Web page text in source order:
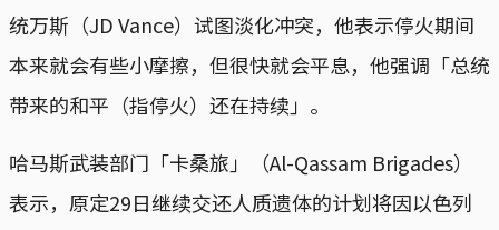
统万斯（JD Vance）试图淡化冲突，他表示停火期间
本来就会有些小摩擦，但很快就会平息，他强调「总统
带来的和平（指停火）还在持续」。
哈马斯武装部门「卡桑旅」（Al-Qassam Brigades）
表示，原定29日继续交还人质遗体的计划将因以色列